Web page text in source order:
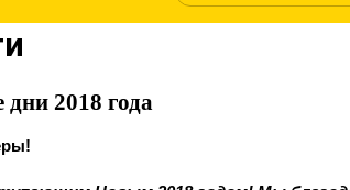
2018 года